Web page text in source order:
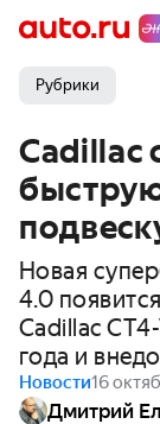
Рубрики
Cadillac
Новая
4.0
Cadillac
года и
Новости16
Дмитрий